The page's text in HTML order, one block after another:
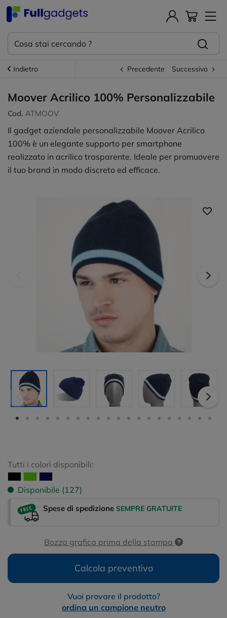
Indietro Precedente Successivo
Moover Acrilico 100% Personalizzabile
Cod. ATMOOV
Il gadget aziendale personalizzabile Moover Acrilico
100% è un elegante supporto per smartphone
realizzato in acrilico trasparente. Ideale per promuovere
il tuo brand in modo discreto ed efficace.
Tutti i colori disponibili:
Disponibile (127)
Spese di spedizione SEMPRE GRATUITE
Bozza grafica prima della stampa
Calcola preventivo
Vuoi provare il prodotto?
ordina un campione neutro